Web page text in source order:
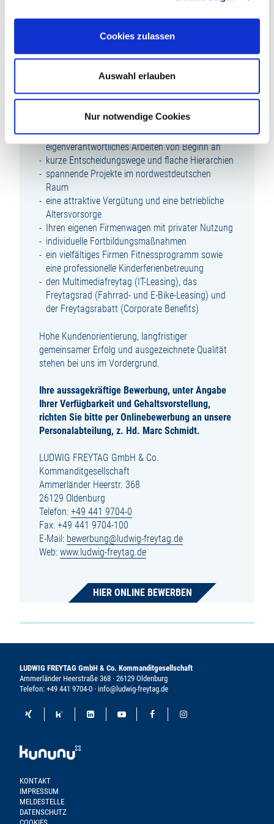
Cookies zulassen
Auswahl erlauben
Nur notwendige Cookies
hohes Maß an Flexibilität
einen zukunftsorientierten, abwechslungsreichen
und modernen Arbeitsplatz in unserem
familiengeführten Unternehmensgruppe
eine umfassende Einarbeitung und Raum für
eigenverantwortliches Arbeiten von Beginn an
kurze Entscheidungswege und flache Hierarchien
spannende Projekte im nordwestdeutschen
Raum
eine attraktive Vergütung und eine betriebliche
Altersvorsorge
Ihren eigenen Firmenwagen mit privater Nutzung
individuelle Fortbildungsmaßnahmen
ein vielfältiges Firmen Fitnessprogramm sowie
eine professionelle Kinderferienbetreuung
den Multimediafreytag (IT-Leasing), das
Freytagsrad (Fahrrad- und E-Bike-Leasing) und
der Freytagsrabatt (Corporate Benefits)
Hohe Kundenorientierung, langfristiger
gemeinsamer Erfolg und ausgezeichnete Qualität
stehen bei uns im Vordergrund.
Ihre aussagekräftige Bewerbung, unter Angabe
Ihrer Verfügbarkeit und Gehaltsvorstellung,
richten Sie bitte per Onlinebewerbung an unsere
Personalabteilung, z. Hd. Marc Schmidt.
LUDWIG FREYTAG GmbH & Co.
Kommanditgesellschaft
Ammerländer Heerstr. 368
26129 Oldenburg
Telefon: +49 441 9704-0
Fax: +49 441 9704-100
E-Mail: bewerbung@ludwig-freytag.de
Web: www.ludwig-freytag.de
HIER ONLINE BEWERBEN
LUDWIG FREYTAG GmbH & Co. Kommanditgesellschaft
Ammerländer Heerstraße 368 · 26129 Oldenburg
Telefon: +49 441 9704-0 · info@ludwig-freytag.de
KONTAKT
IMPRESSUM
MELDESTELLE
DATENSCHUTZ